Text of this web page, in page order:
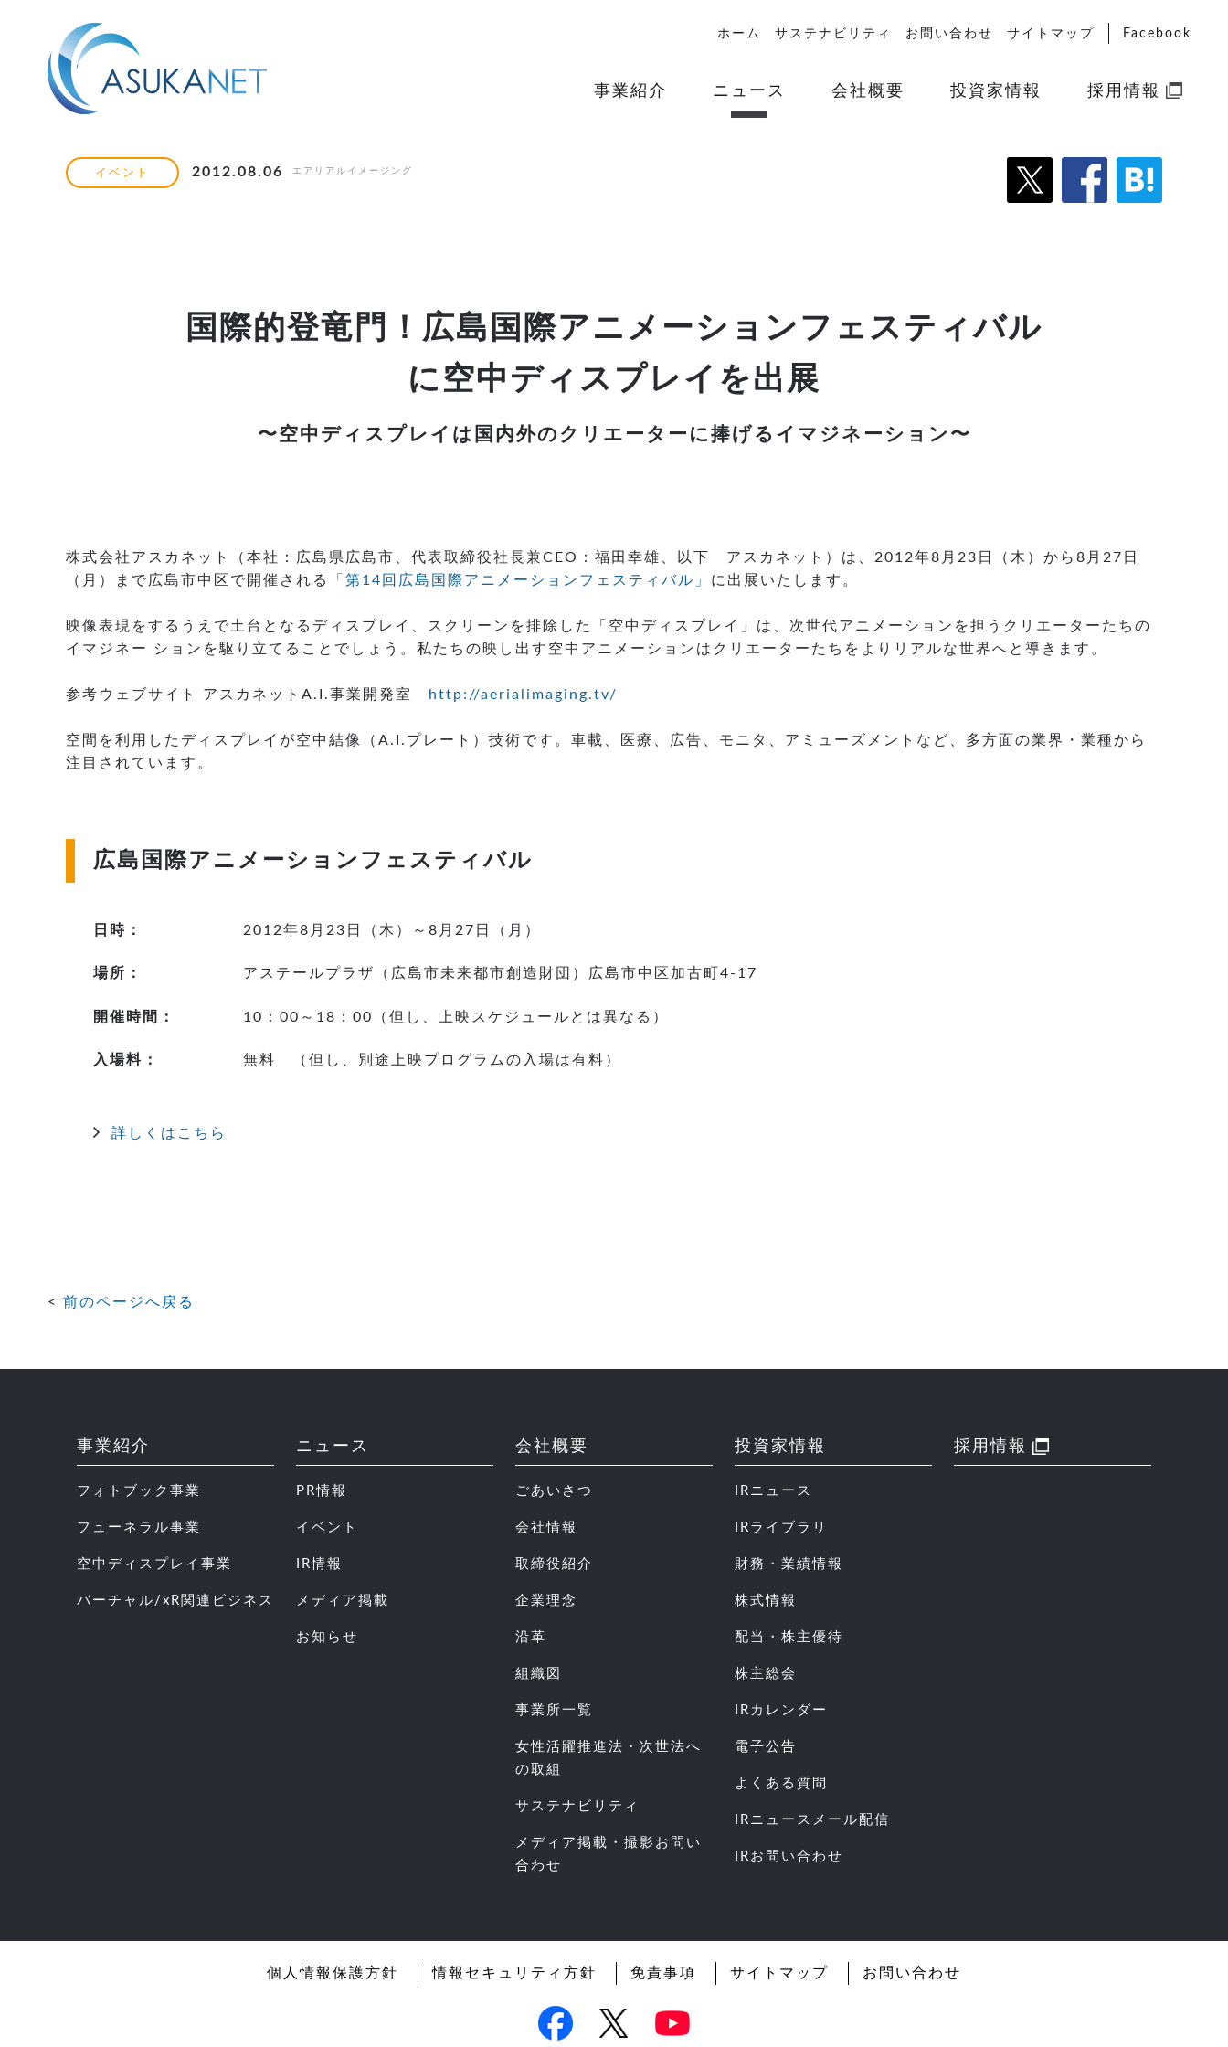
ホーム サステナビリティ お問い合わせ サイトマップ Facebook
事業紹介 ニュース 会社概要 投資家情報 採用情報
イベント 2012.08.06 エアリアルイメージング
国際的登竜門！広島国際アニメーションフェスティバル
に空中ディスプレイを出展
〜空中ディスプレイは国内外のクリエーターに捧げるイマジネーション〜
株式会社アスカネット（本社：広島県広島市、代表取締役社長兼CEO：福田幸雄、以下 アスカネット）は、2012年8月23日（木）から8月27日
（月）まで広島市中区で開催される
「第14回広島国際アニメーションフェスティバル」 に出展いたします。
映像表現をするうえで土台となるディスプレイ、スクリーンを排除した「空中ディスプレイ」は、次世代アニメーションを担うクリエーターたちの
イマジネー ションを駆り立てることでしょう。私たちの映し出す空中アニメーションはクリエーターたちをよりリアルな世界へと導きます。
参考ウェブサイト アスカネットA.I.事業開発室 http://aerialimaging.tv/
空間を利用したディスプレイが空中結像（A.I.プレート）技術です。車載、医療、広告、モニタ、アミューズメントなど、多方面の業界・業種から
注目されています。
広島国際アニメーションフェスティバル
日時： 2012年8月23日（木）～8月27日（月）
場所： アステールプラザ（広島市未来都市創造財団）広島市中区加古町4-17
開催時間： 10：00～18：00（但し、上映スケジュールとは異なる）
入場料： 無料 （但し、別途上映プログラムの入場は有料）
詳しくはこちら
前のページへ戻る
事業紹介
フォトブック事業
フューネラル事業
空中ディスプレイ事業
バーチャル/xR関連ビジネス
ニュース
PR情報
イベント
IR情報
メディア掲載
お知らせ
会社概要
ごあいさつ
会社情報
取締役紹介
企業理念
沿革
組織図
事業所一覧
女性活躍推進法・次世法へ
の取組
サステナビリティ
メディア掲載・撮影お問い
合わせ
投資家情報
IRニュース
IRライブラリ
財務・業績情報
株式情報
配当・株主優待
株主総会
IRカレンダー
電子公告
よくある質問
IRニュースメール配信
IRお問い合わせ
採用情報
個人情報保護方針 情報セキュリティ方針 免責事項 サイトマップ お問い合わせ